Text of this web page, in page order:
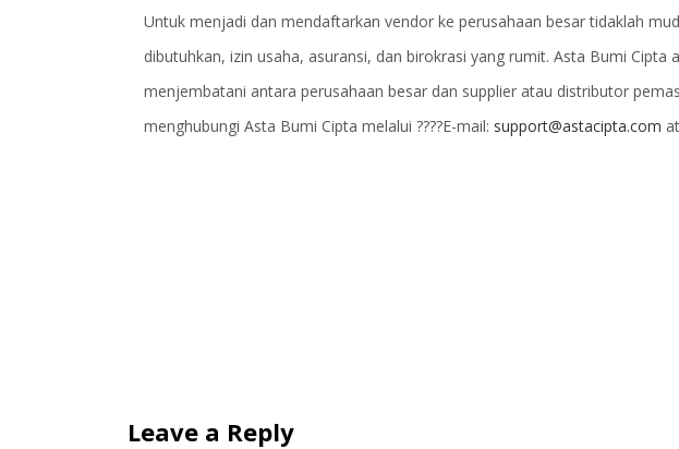
Untuk menjadi dan mendaftarkan vendor ke perusahaan besar tidaklah
dibutuhkan, izin usaha, asuransi, dan birokrasi yang rumit. Asta Bumi Cipta
menjembatani antara perusahaan besar dan supplier atau distributor
menghubungi Asta Bumi Cipta melalui ????E-mail: support@astacipta.com
Leave a Reply